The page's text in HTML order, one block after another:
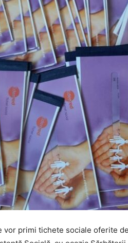
vor primi tichete sociale oferite